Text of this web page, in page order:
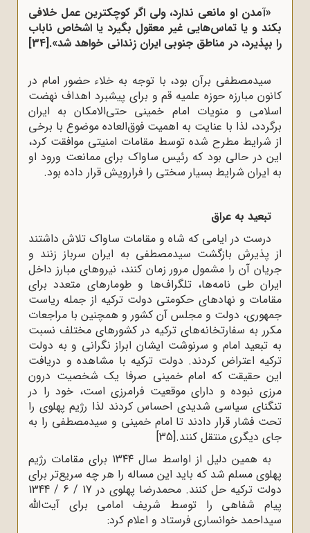
«آمدن او مانعی ندارد، ولی اگر کوچکترین عمل خلافی
بکند و یا تماس‌هایی غیر معقول بگیرد یا اشخاص ناباب
را بپذیرد، در مناطق جنوبی ایران زندانی خواهد شد».[34]
سیدمصطفی برآن بود، با توجه به خلاء حضور امام در
کانون مبارزه حوزه علمیه قم و برای پیشبرد اهداف نهضت
اسلامی و منویات امام خمینی حتی‌الامکان به ایران
برگردد، لذا با عنایت به اهمیت فوق‌العاده موضوع با برخی
از شرایط مطرح شده توسط مقامات امنیتی موافقت کرد،
این در حالی بود که رئیس ساواک برای ممانعت ورود او
به ایران شرایط بسیار سختی را فرارویش قرار داده بود.
تبعید به عراق
درست در ایامی که شاه و مقامات ساواک تلاش داشتند
از پذیرش بازگشت سیدمصطفی به ایران سرباز ‌زنند و
جریان آن را مشمول مرور زمان کنند، نیروهای مبارز داخل
ایران طی نامه‌ها، تلگراف‌ها و طومارهای متعدد برای
مقامات و نهادهای حکومتی دولت ترکیه از جمله ریاست
جمهوری، دولت و مجلس آن کشور و همچنین با مراجعات
مکرر به سفارتخانه‌های ترکیه در کشورهای مختلف نسبت
به تبعید امام و سرنوشت ایشان ابراز نگرانی و به دولت
ترکیه اعتراض کردند. دولت ترکیه با مشاهده و دریافت
این حقیقت که امام خمینی صرفا یک شخصیت درون
مرزی نبوده و دارای موقعیت فرامرزی است، خود را در
تنگنای سیاسی شدیدی احساس کردند لذا رژیم پهلوی را
تحت فشار قرار دادند تا امام خمینی و سیدمصطفی را به
جای دیگری منتقل کنند.[35]
به همین دلیل از اواسط سال ۱۳۴۴ برای مقامات رژیم
پهلوی مسلم شد که باید این مساله را هر چه سریع‌تر برای
دولت ترکیه حل کنند. محمدرضا پهلوی در 17 / 6 / 1344
پیام شفاهی را توسط شریف امامی برای آیت‌الله
سیداحمد خوانساری فرستاد و اعلام کرد: